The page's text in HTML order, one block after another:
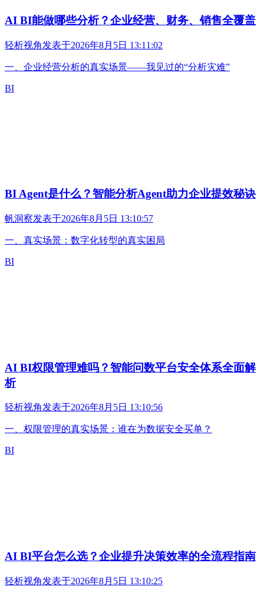
AI BI能做哪些分析？企业经营、财务、销售全覆盖
轻析视角发表于2026年8月5日 13:11:02
一、企业经营分析的真实场景——我见过的“分析灾难”
BI
BI Agent是什么？智能分析Agent助力企业提效秘诀
帆洞察发表于2026年8月5日 13:10:57
一、真实场景：数字化转型的真实困局
BI
AI BI权限管理难吗？智能问数平台安全体系全面解
析
轻析视角发表于2026年8月5日 13:10:56
一、权限管理的真实场景：谁在为数据安全买单？
BI
AI BI平台怎么选？企业提升决策效率的全流程指南
轻析视角发表于2026年8月5日 13:10:25